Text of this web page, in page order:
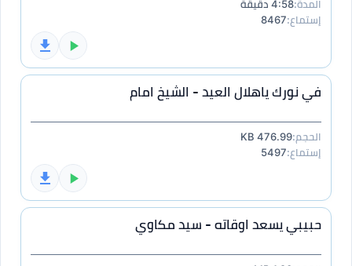
المدة:4:58 دقيقة
إستماع:8467
في نورك ياهلال العيد - الشيخ امام
الحجم:476.99 KB
إستماع:5497
حبيبي يسعد اوقاته - سيد مكاوي